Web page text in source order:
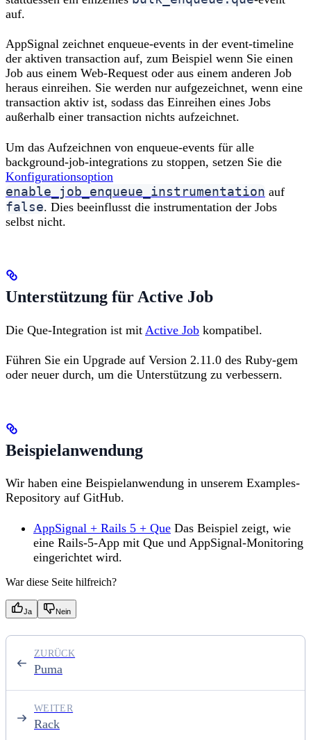
auf.
AppSignal zeichnet enqueue-events in der event-timeline
der aktiven transaction auf, zum Beispiel wenn Sie einen
Job aus einem Web-Request oder aus einem anderen Job
heraus einreihen. Sie werden nur aufgezeichnet, wenn eine
transaction aktiv ist, sodass das Einreihen eines Jobs
außerhalb einer transaction nichts aufzeichnet.
Um das Aufzeichnen von enqueue-events für alle
background-job-integrations zu stoppen, setzen Sie die
Konfigurationsoption
enable_job_enqueue_instrumentation auf
false. Dies beeinflusst die instrumentation der Jobs
selbst nicht.
Unterstützung für Active Job
Die Que-Integration ist mit Active Job kompatibel.
Führen Sie ein Upgrade auf Version 2.11.0 des Ruby-gem
oder neuer durch, um die Unterstützung zu verbessern.
Beispielanwendung
Wir haben eine Beispielanwendung in unserem Examples-
Repository auf GitHub.
AppSignal + Rails 5 + Que Das Beispiel zeigt, wie
eine Rails-5-App mit Que und AppSignal-Monitoring
eingerichtet wird.
War diese Seite hilfreich?
Ja Nein
Puma
ZURÜCK
Rack
WEITER